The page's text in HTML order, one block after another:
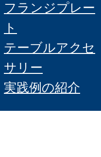
フランジプレー
ト
テーブルアクセ
サリー
実践例の紹介